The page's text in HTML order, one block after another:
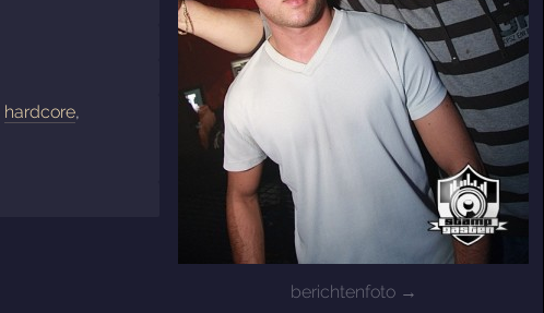
berichtenfoto →
hardcore,